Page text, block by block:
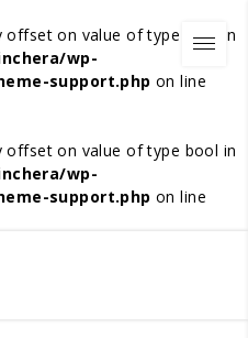
offset on value of type bool in
wp-
support.php on line
offset on value of type bool in
wp-
support.php on line